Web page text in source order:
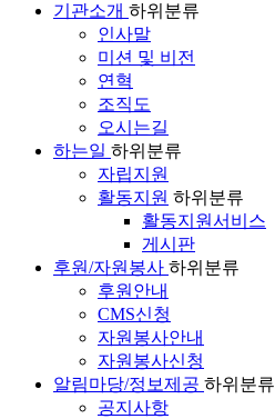
기관소개 하위분류
인사말
미션 및 비전
연혁
조직도
오시는길
하는일 하위분류
자립지원
활동지원 하위분류
활동지원서비스
게시판
후원/자원봉사 하위분류
후원안내
CMS신청
자원봉사안내
자원봉사신청
알림마당/정보제공 하위분류
공지사항